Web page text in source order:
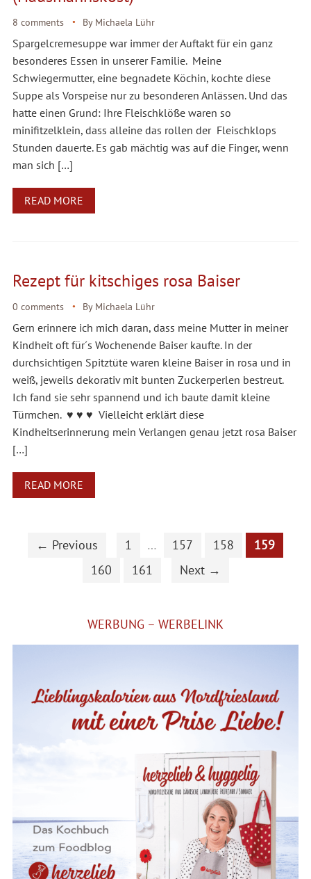
8 comments By Michaela Lühr
Spargelcremesuppe war immer der Auftakt für ein ganz
besonderes Essen in unserer Familie. Meine
Schwiegermutter, eine begnadete Köchin, kochte diese
Suppe als Vorspeise nur zu besonderen Anlässen. Und das
hatte einen Grund: Ihre Fleischklöße waren so
minifitzelklein, dass alleine das rollen der Fleischklops
Stunden dauerte. Es gab mächtig was auf die Finger, wenn
man sich […]
READ MORE
Rezept für kitschiges rosa Baiser
0 comments By Michaela Lühr
Gern erinnere ich mich daran, dass meine Mutter in meiner
Kindheit oft für´s Wochenende Baiser kaufte. In der
durchsichtigen Spitztüte waren kleine Baiser in rosa und in
weiß, jeweils dekorativ mit bunten Zuckerperlen bestreut.
Ich fand sie sehr spannend und ich baute damit kleine
Türmchen. ♥ ♥ ♥ Vielleicht erklärt diese
Kindheitserinnerung mein Verlangen genau jetzt rosa Baiser
[…]
READ MORE
← Previous 1 … 157 158
159
160
161 Next →
WERBUNG – WERBELINK